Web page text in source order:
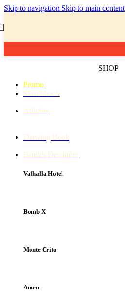
Skip to navigation Skip to main content
SHOP
Promo
Sketchbook
Affiches
Drawing Book
Bandes Dessinées
Valhalla Hotel
Bomb X
Monte Crito
Amen